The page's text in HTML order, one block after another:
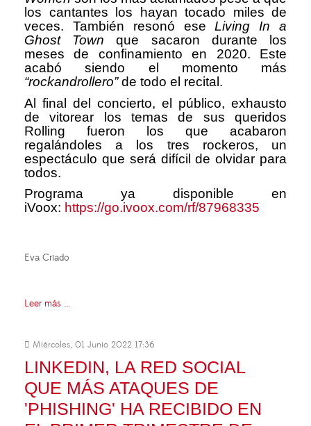
los cantantes los hayan tocado miles de
veces. También resonó eseLiving In a
Ghost Townque sacaron durante los
meses de confinamiento en 2020. Este
acabó siendo el momento más
“rockandrollero”de todo el recital.
Al final del concierto, el público, exhausto
de vitorear los temas de sus queridos
Rolling fueron los que acabaron
regalándoles a los tres rockeros, un
espectáculo que será difícil de olvidar para
todos.
Programa ya disponible en
iVoox: https://go.ivoox.com/rf/87968335
Eva Criado
Leer más ...
Miércoles, 01 Junio 2022 17:36
LINKEDIN, LA RED SOCIAL
QUE MÁS ATAQUES DE
'PHISHING' HA RECIBIDO EN